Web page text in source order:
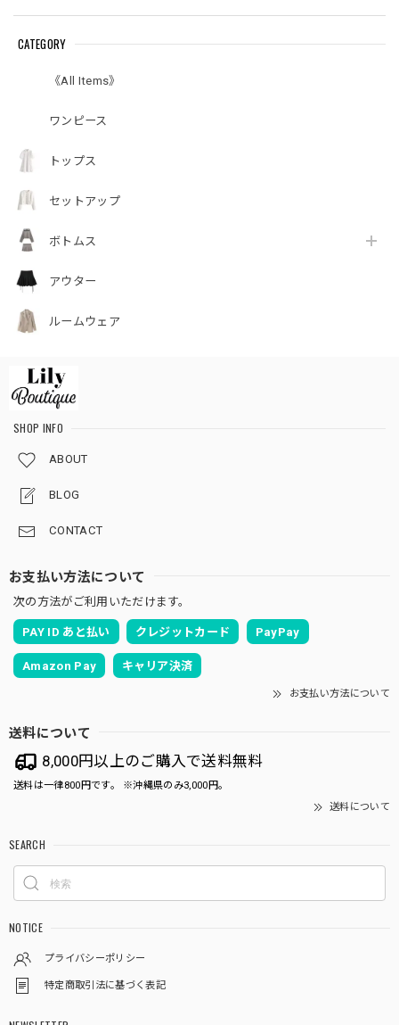
CATEGORY
《All Items》
ワンピース
トップス
セットアップ
ボトムス
アウター
ルームウェア
SHOP INFO
ABOUT
BLOG
CONTACT
お支払い方法について
次の方法がご利用いただけます。
PAY ID あと払い クレジットカード PayPay
Amazon Pay キャリア決済
お支払い方法について
送料について
8,000円以上のご購入で送料無料
送料は一律800円です。 ※沖縄県のみ3,000円。
送料について
SEARCH
NOTICE
プライバシーポリシー
特定商取引法に基づく表記